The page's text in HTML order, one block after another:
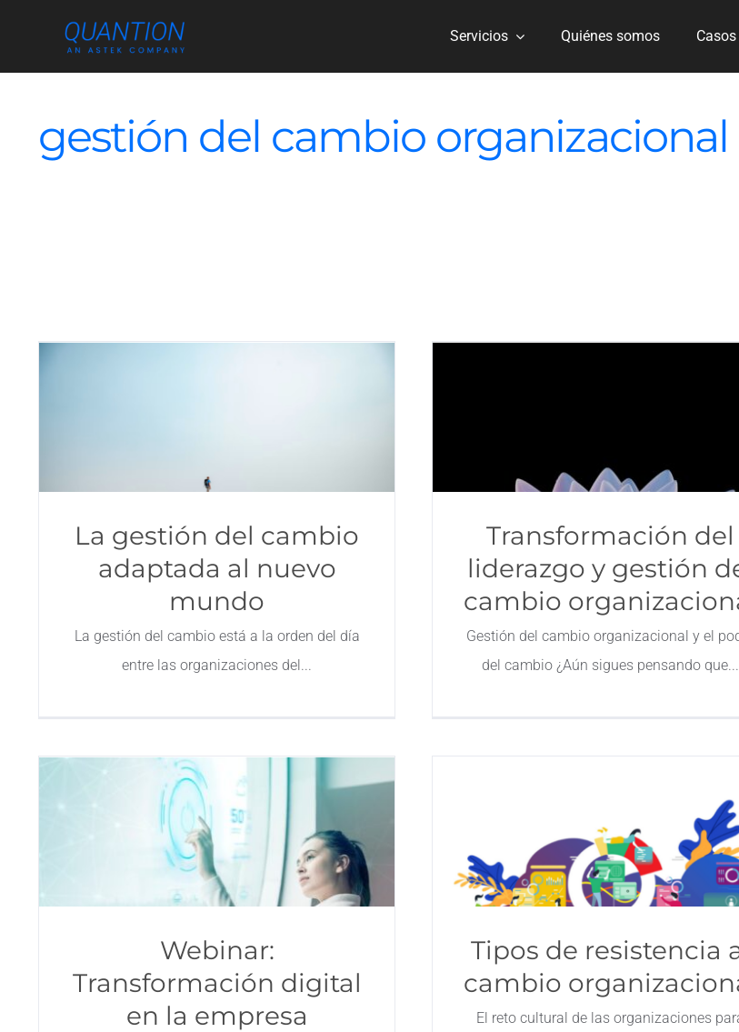
content
Servicios Quiénes somos
gestión del cambio organizacional
La gestión del cambio
adaptada al nuevo
mundo
La gestión del cambio está a la orden del día
entre las organizaciones del
Transformación del
liderazgo y gestión
cambio
Gestión del cambio organizacional y el
del cambio ¿Aún sigues pensando que
Webinar:
Transformación digital
en la empresa
Tipos de resistencia
cambio
El reto cultural de las organizaciones